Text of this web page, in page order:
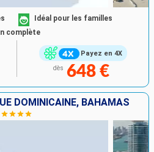
Payez en 4X
Idéal pour les familles
complète
dès 648 €
DOMINICAINE, BAHAMAS